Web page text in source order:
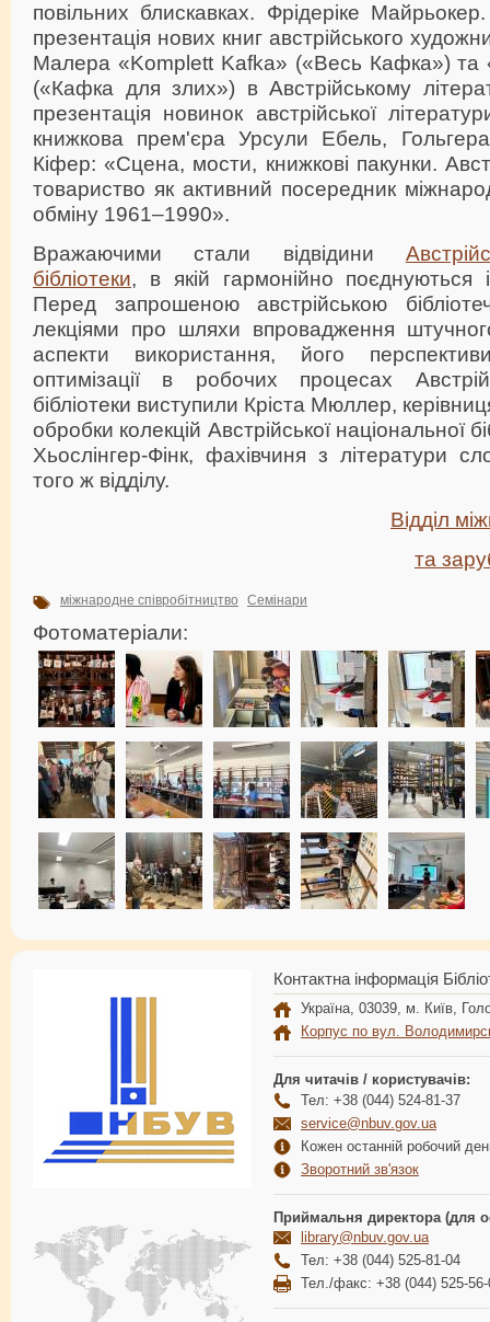
повільних блискавках. Фрідеріке
презентація нових книг австрійського
Малера «Komplett Kafka» («Весь Кафка») та
(«Кафка для злих») в Австрійському
презентація новинок австрійської
книжкова прем'єра Урсули Ебель,
Кіфер: «Сцена, мости, книжкові пакунки.
товариство як активний посередник
обміну 1961–1990».
Вражаючими стали відвідини
бібліотеки, в якій гармонійно поєднуються
Перед запрошеною австрійською
лекціями про шляхи впровадження
аспекти використання, його
оптимізації в робочих процесах
бібліотеки виступили Кріста Мюллер,
обробки колекцій Австрійської національної
Хьослінгер-Фінк, фахівчиня з літератури
того ж відділу.
Відділ
та
міжнародне співробітництво Семінари
Фотоматеріали:
Контактна інформація
Україна, 03039, м. Київ,
Корпус по вул.
Для читачів / користувачів:
Тел: +38 (044) 524-81-37
service@nbuv.gov.ua
Кожен останній робочий
Зворотний зв'язок
Приймальня директора (для
library@nbuv.gov.ua
Тел: +38 (044) 525-81-04
Тел./факс: +38 (044) 525-56-